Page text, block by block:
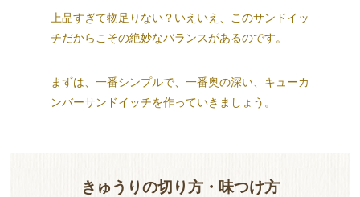
上品すぎて物足りない？いえいえ、このサンドイッ
チだからこその絶妙なバランスがあるのです。
まずは、一番シンプルで、一番奥の深い、キューカ
ンバーサンドイッチを作っていきましょう。
きゅうりの切り方・味つけ方